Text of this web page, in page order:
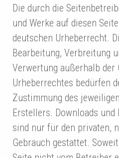
Die durch die
und Werke auf diesen
deutschen Urheberrecht.
Bearbeitung, Verbreitung
Verwertung außerhalb der
Urheberrechtes bedürfen
Zustimmung des
Erstellers. Downloads und
sind nur für den privaten,
Gebrauch gestattet.